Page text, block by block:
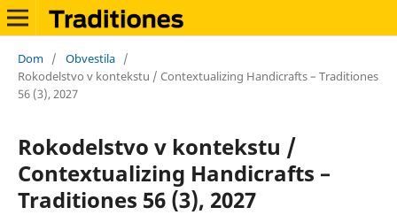
Dom / Obvestila /
Rokodelstvo v kontekstu / Contextualizing Handicrafts – Traditiones
56 (3), 2027
Rokodelstvo v kontekstu /
Contextualizing Handicrafts –
Traditiones 56 (3), 2027